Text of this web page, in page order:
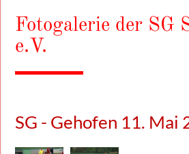
Fotogalerie der SG
e.V.
SG - Gehofen 11. Mai